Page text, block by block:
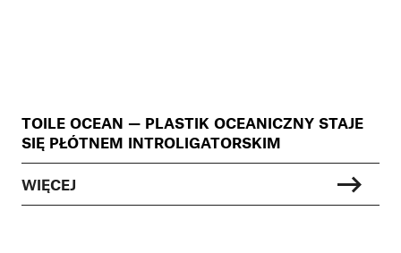
TOILE OCEAN — PLASTIK OCEANICZNY STAJE
SIĘ PŁÓTNEM INTROLIGATORSKIM
WIĘCEJ